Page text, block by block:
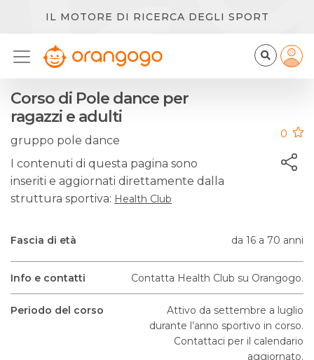
IL MOTORE DI RICERCA DEGLI SPORT
Corso di Pole dance per
ragazzi e adulti
gruppo pole dance
I contenuti di questa pagina sono
inseriti e aggiornati direttamente dalla
struttura sportiva: Health Club
0
Fascia di età da 16 a 70 anni
Info e contatti Contatta Health Club su Orangogo.
Periodo del corso
Attivo da settembre a luglio
durante l’anno sportivo in corso.
Contattaci per il calendario
aggiornato.